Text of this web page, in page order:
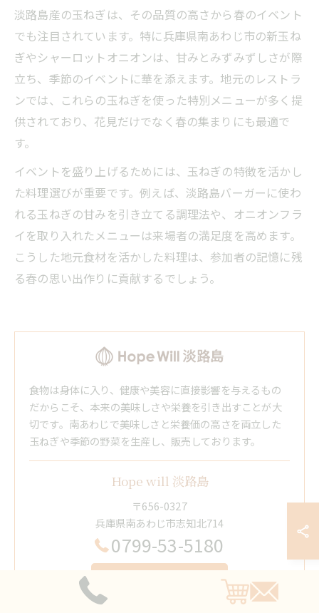
淡路島産の玉ねぎは、その品質の高さから春のイベント
でも注目されています。特に兵庫県南あわじ市の新玉ね
ぎやシャーロットオニオンは、甘みとみずみずしさが際
立ち、季節のイベントに華を添えます。地元のレストラ
ンでは、これらの玉ねぎを使った特別メニューが多く提
供されており、花見だけでなく春の集まりにも最適で
す。
イベントを盛り上げるためには、玉ねぎの特徴を活かし
た料理選びが重要です。例えば、淡路島バーガーに使わ
れる玉ねぎの甘みを引き立てる調理法や、オニオンフラ
イを取り入れたメニューは来場者の満足度を高めます。
こうした地元食材を活かした料理は、参加者の記憶に残
る春の思い出作りに貢献するでしょう。
食物は身体に入り、健康や美容に直接影響を与えるもの
だからこそ、本来の美味しさや栄養を引き出すことが大
切です。南あわじで美味しさと栄養価の高さを両立した
玉ねぎや季節の野菜を生産し、販売しております。
Hope will 淡路島
〒656-0327
兵庫県南あわじ市志知北714
0799-53-5180